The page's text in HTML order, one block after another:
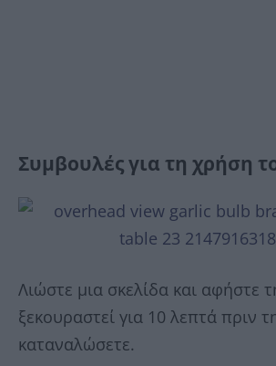
Συμβουλές για τη χρήση
Λιώστε μια σκελίδα και αφήστε
ξεκουραστεί για 10 λεπτά πριν
καταναλώσετε.